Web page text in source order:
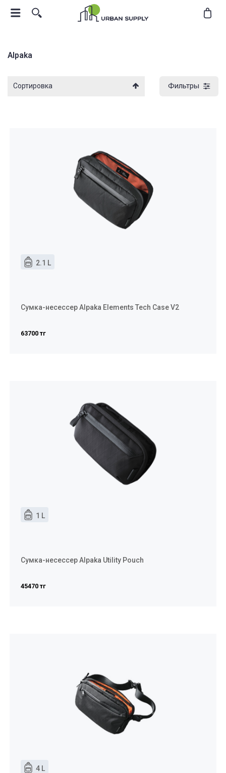
Alpaka
Фильтры
2.1 L
Сумка-несессер Alpaka Elements Tech Case V2
63700 тг
1 L
Сумка-несессер Alpaka Utility Pouch
45470 тг
4 L